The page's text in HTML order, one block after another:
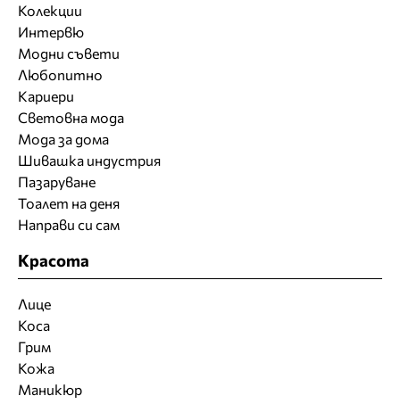
Колекции
Интервю
Модни съвети
Любопитно
Кариери
Световна мода
Мода за дома
Шивашка индустрия
Пазаруване
Тоалет на деня
Направи си сам
Красота
Лице
Коса
Грим
Кожа
Маникюр